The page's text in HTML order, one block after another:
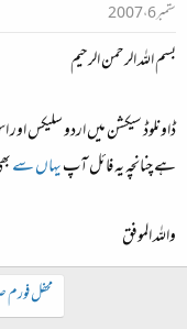
ستمبر 6، 2007
بسم اللہ الرحمن الرحیم
ڈاونلوڈ سیکشن میں اردو سلیکس
ہے چنانچہ یہ فائل آپیہاں سے
واللہ الموفق
محفل